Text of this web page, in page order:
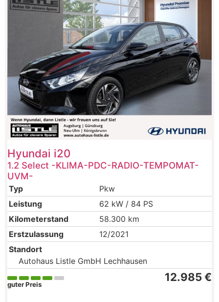
Hyundai i20
1.2 Select -KLIMA-PDC-RADIO-TEMPOMAT-
UVM-
Typ
Pkw
Leistung
62 kW / 84 PS
Kilometerstand
58.300 km
Erstzulassung
12/2021
Standort
Autohaus Listle GmbH Lechhausen
12.985 €
guter Preis